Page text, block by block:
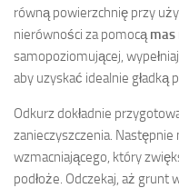
równą powierzchnię przy
nierówności za pomocą mas
samopoziomującej,
aby uzyskać idealnie gładką
Odkurz dokładnie
zanieczyszczenia. Następnie
wzmacniającego, który
podłoże. Odczekaj, aż grunt